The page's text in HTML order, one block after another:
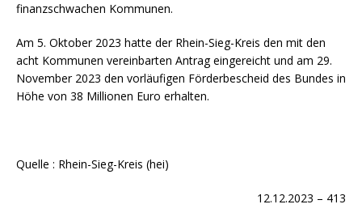
finanzschwachen Kommunen.
Am 5. Oktober 2023 hatte der Rhein-Sieg-Kreis den mit den
acht Kommunen vereinbarten Antrag eingereicht und am 29.
November 2023 den vorläufigen Förderbescheid des Bundes in
Höhe von 38 Millionen Euro erhalten.
Quelle : Rhein-Sieg-Kreis (hei)
12.12.2023 – 413